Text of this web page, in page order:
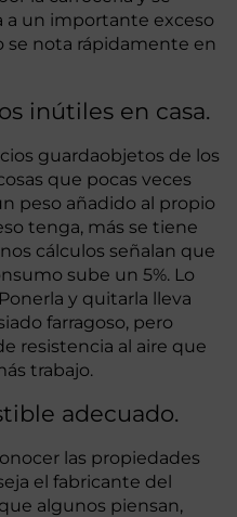
a un importante exceso
se nota rápidamente en
inútiles en casa.
guardaobjetos de los
que pocas veces
peso añadido al propio
tenga, más se tiene
cálculos señalan que
sube un 5%. Lo
y quitarla lleva
farragoso, pero
resistencia al aire que
trabajo.
adecuado.
las propiedades
el fabricante del
algunos piensan,